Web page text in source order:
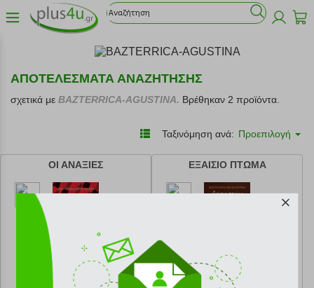
ΑΠΟΤΕΛΕΣΜΑΤΑ ΑΝΑΖΗΤΗΣΗΣ
σχετικά με BAZTERRICA-AGUSTINA. Βρέθηκαν 2 προϊόντα.
Ταξινόμηση ανά: Προεπιλογή
ΟΙ ΑΝΑΞΙΕΣ
κωδ. 108212759
10.53 €
Ελάχιστη 30 ημερών 11.70 €
ΕΞΑΙΣΙΟ ΠΤΩΜΑ
108185836
12.96 €
Ελάχιστη 30 ημερών 14.40 €